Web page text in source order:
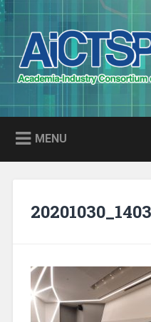
Skip
to
content
Search
AICTSP 台灣
產
Academia-Industry
in
MENU